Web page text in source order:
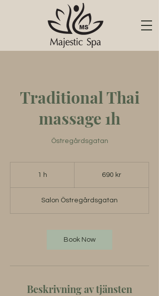
Traditional Thai
massage 1h
Östregårdsgatan
1 h 690 kr
Salon Östregårdsgatan
Book Now
Beskrivning av tjänsten